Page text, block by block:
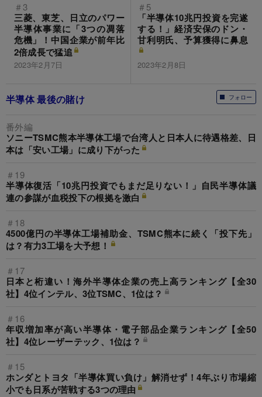
＃3
三菱、東芝、日立のパワー
半導体事業に「3つの凋落
危機」！中国企業が前年比
2倍成長で猛追
2023年2月7日
＃5
「半導体10兆円投資を完遂
する！」経済安保のドン・
甘利明氏、予算獲得に鼻息
2023年2月8日
フォロー
半導体 最後の賭け
番外編
ソニーTSMC熊本半導体工場で台湾人と日本人に待遇格差、日
本は「安い工場」に成り下がった
＃19
半導体復活「10兆円投資でもまだ足りない！」自民半導体議
連の参謀が血税投下の根拠を激白
＃18
4500億円の半導体工場補助金、TSMC熊本に続く「投下先」
は？有力3工場を大予想！
＃17
日本と桁違い！海外半導体企業の売上高ランキング【全30
社】4位インテル、3位TSMC、1位は？
＃16
年収増加率が高い半導体・電子部品企業ランキング【全50
社】4位レーザーテック、1位は？
＃15
ホンダとトヨタ「半導体買い負け」解消せず！4年ぶり市場縮
小でも日系が苦戦する3つの理由